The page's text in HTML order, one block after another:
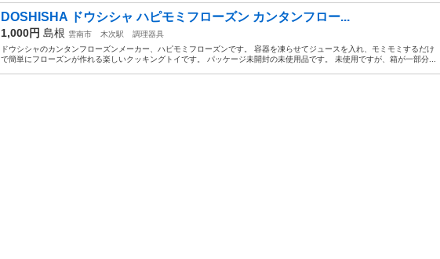
DOSHISHA ドウシシャ ハピモミフローズン カンタンフロー...
1,000円 島根 雲南市 木次駅
調理器具
ドウシシャのカンタンフローズンメーカー、ハピモミフローズンです。 容器を凍らせてジュースを入れ、モミモミするだけ
で簡単にフローズンが作れる楽しいクッキングトイです。 パッケージ未開封の未使用品です。 未使用ですが、箱が一部分...